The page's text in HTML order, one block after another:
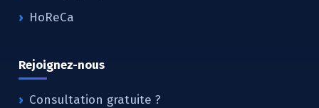
HoReCa
Rejoignez-nous
Consultation gratuite ?